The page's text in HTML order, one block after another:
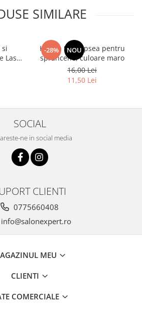
SIMILARE
si
Lash
-28% NOU
Henna Set vopsea pentru
sprâncene, culoare maro
16,00 Lei
11,50 Lei
SOCIAL
ne in social media
CLIENTI
0775660408
info@salonexpert.ro
MEU
CLIENTI
COMERCIALE